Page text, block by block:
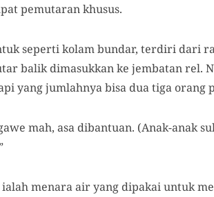
pemutaran khusus.
seperti kolam bundar, terdiri dari
balik dimasukkan ke jembatan rel.
yang jumlahnya bisa dua tiga orang
mah, asa dibantuan. (Anak-anak
menara air yang dipakai untuk